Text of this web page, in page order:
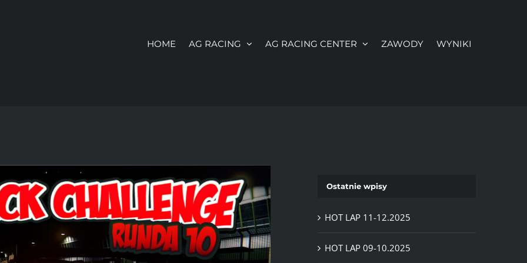
HOME AG RACING AG RACING CENTER ZAWODY WYNIKI
Ostatnie wpisy
HOT LAP 11-12.2025
HOT LAP 09-10.2025